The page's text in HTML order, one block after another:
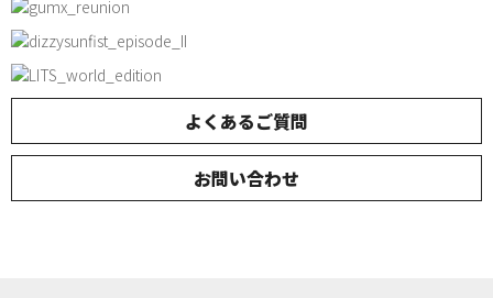
よくあるご質問
お問い合わせ